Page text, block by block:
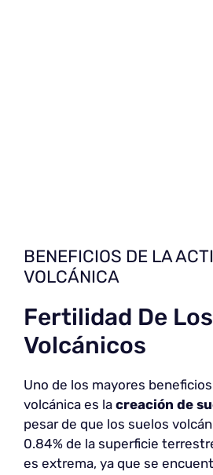
BENEFICIOS DE LA
VOLCÁNICA
Fertilidad De
Volcánicos
Uno de los mayores
volcánica es la creación de
pesar de que los suelos
0.84% de la superficie
es extrema, ya que se